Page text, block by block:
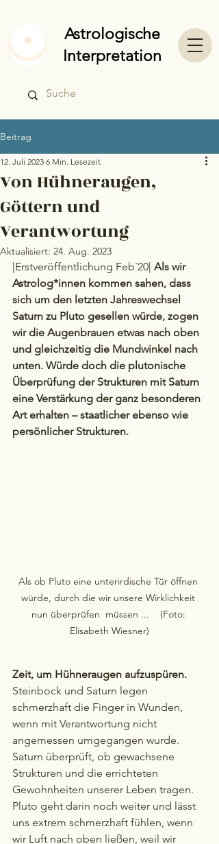
Astrologische
Interpretation
Beitrag
Von Hühneraugen,
Göttern und
Verantwortung
12. Juli 2023 6 Min. Lesezeit
Aktualisiert: 24. Aug. 2023
|Erstveröffentlichung Feb´20| Als wir
Astrolog*innen kommen sahen, dass
sich um den letzten Jahreswechsel
Saturn zu Pluto gesellen würde, zogen
wir die Augenbrauen etwas nach oben
und gleichzeitig die Mundwinkel nach
unten. Würde doch die plutonische
Überprüfung der Strukturen mit Saturn
eine Verstärkung der ganz besonderen
Art erhalten – staatlicher ebenso wie
persönlicher Strukturen.
Als ob Pluto eine unterirdische Tür öffnen
würde, durch die wir unsere Wirklichkeit
nun überprüfen  müssen ...    (Foto:
Elisabeth Wiesner)
Zeit, um Hühneraugen aufzuspüren.
Steinbock und Saturn legen
schmerzhaft die Finger in Wunden,
wenn mit Verantwortung nicht
angemessen umgegangen wurde.
Saturn überprüft, ob gewachsene
Strukturen und die errichteten
Gewohnheiten unserer Leben tragen.
Pluto geht darin noch weiter und lässt
uns extrem schmerzhaft fühlen, wenn
wir Luft nach oben ließen, weil wir